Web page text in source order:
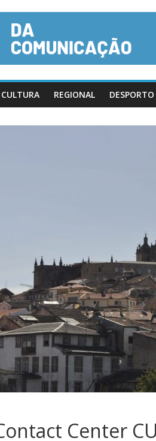
CULTURA REGIONAL DESPORTO
Center